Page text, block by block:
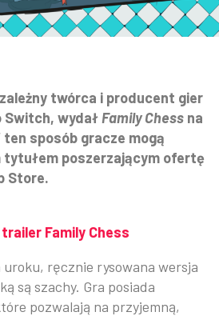
twórca i producent gier
Switch, wydał Family Chess na
ten sposób gracze mogą
tytułem poszerzającym ofertę
Store.
Family Chess
uroku, ręcznie rysowana wersja
są szachy. Gra posiada
pozwalają na przyjemną,